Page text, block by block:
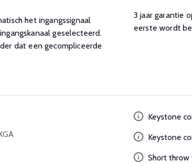
het ingangssignaal
geselecteerd.
dat een gecompliceerde
3 jaar garantie
eerste wordt
Keystone
Keystone
Short throw